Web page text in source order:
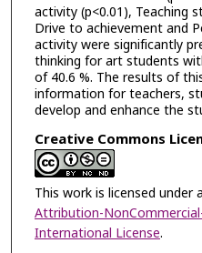
activity (p<0.01), Teaching
Drive to achievement and
activity were significantly
thinking for art students
of 40.6 %. The results of
information for teachers,
develop and enhance the
Creative Commons
This work is licensed under a
Attribution-
International License.